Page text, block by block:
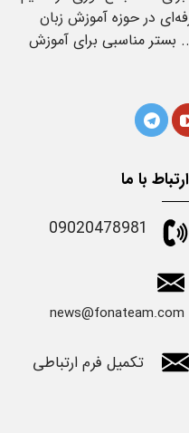
در حوزه آموزش زبان
بستر مناسبی برای آموزش
ارتباط با ما
09020478981
news@fonateam.com
تکمیل فرم ارتباطی